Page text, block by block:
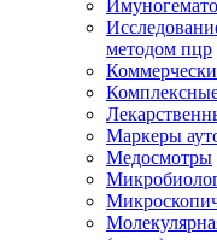
методом пцр
Маркеры
Медосмотры